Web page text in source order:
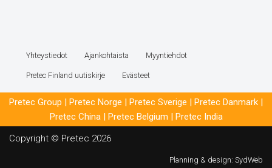
Yhteystiedot Ajankohtaista Myyntiehdot
Pretec Finland uutiskirje Evästeet
Pretec Group | Pretec Norge | Pretec Sverige | Pretec Danmark |
Pretec China| Pretec Belgium | Pretec India
Copyright © Pretec 2026
Planning & design: SydWeb